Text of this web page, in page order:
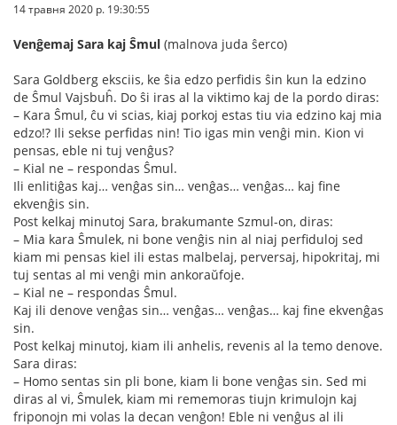
14 травня 2020 р. 19:30:55
Venĝemaj Sara kaj Ŝmul (malnova juda ŝerco)
Sara Goldberg eksciis, ke ŝia edzo perfidis ŝin kun la edzino
de Ŝmul Vajsbuĥ. Do ŝi iras al la viktimo kaj de la pordo diras:
– Kara Ŝmul, ĉu vi scias, kiaj porkoj estas tiu via edzino kaj mia
edzo!? Ili sekse perfidas nin! Tio igas min venĝi min. Kion vi
pensas, eble ni tuj venĝus?
– Kial ne – respondas Ŝmul.
Ili enlitiĝas kaj… venĝas sin… venĝas… venĝas… kaj fine
ekvenĝis sin.
Post kelkaj minutoj Sara, brakumante Szmul-on, diras:
– Mia kara Ŝmulek, ni bone venĝis nin al niaj perfiduloj sed
kiam mi pensas kiel ili estas malbelaj, perversaj, hipokritaj, mi
tuj sentas al mi venĝi min ankoraŭfoje.
– Kial ne – respondas Ŝmul.
Kaj ili denove venĝas sin… venĝas… venĝas… kaj fine ekvenĝas
sin.
Post kelkaj minutoj, kiam ili anhelis, revenis al la temo denove.
Sara diras:
– Homo sentas sin pli bone, kiam li bone venĝas sin. Sed mi
diras al vi, Ŝmulek, kiam mi rememoras tiujn krimulojn kaj
friponojn mi volas la decan venĝon! Eble ni venĝus al ili